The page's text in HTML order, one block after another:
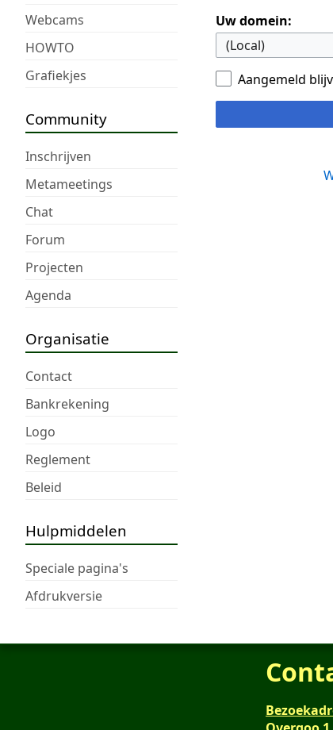
Webcams
HOWTO
Grafiekjes
Community
Inschrijven
Metameetings
Chat
Forum
Projecten
Agenda
Organisatie
Contact
Bankrekening
Logo
Reglement
Beleid
Hulpmiddelen
Speciale pagina's
Afdrukversie
Uw domein:
Aangemeld